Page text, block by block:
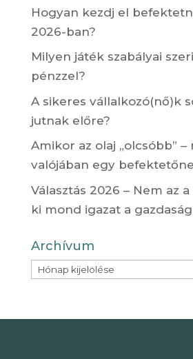
Hogyan kezdj el
2026-ban?
Milyen játék szabályai
pénzzel?
A sikeres vállalkozó(nő)k
jutnak előre?
Amikor az olaj „olcsóbb”
valójában egy
Választás 2026 – Nem az
ki mond igazat a
Archívum
Archívum